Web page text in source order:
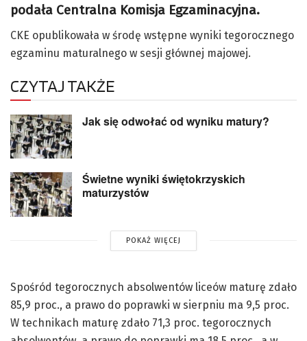
podała Centralna Komisja Egzaminacyjna.
CKE opublikowała w środę wstępne wyniki tegorocznego
egzaminu maturalnego w sesji głównej majowej.
CZYTAJ TAKŻE
Jak się odwołać od wyniku matury?
Świetne wyniki świętokrzyskich
maturzystów
POKAŻ WIĘCEJ
Spośród tegorocznych absolwentów liceów maturę zdało
85,9 proc., a prawo do poprawki w sierpniu ma 9,5 proc.
W technikach maturę zdało 71,3 proc. tegorocznych